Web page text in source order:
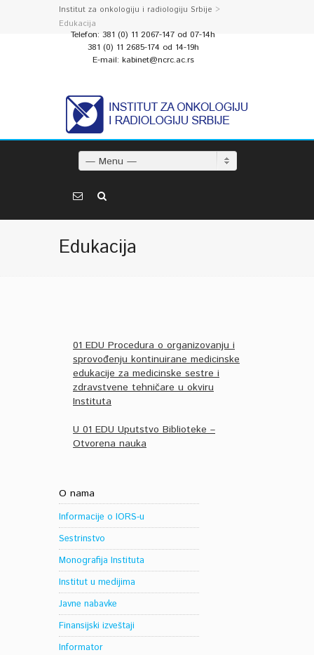
Institut za onkologiju i radiologiju Srbije >
Edukacija
Telefon: 381 (0) 11 2067-147 od 07-14h
381 (0) 11 2685-174 od 14-19h
E-mail: kabinet@ncrc.ac.rs
— Menu —
Edukacija
01 EDU Procedura o organizovanju i
sprovođenju kontinuirane medicinske
edukacije za medicinske sestre i
zdravstvene tehničare u okviru
Instituta
U 01 EDU Uputstvo Biblioteke –
Otvorena nauka
O nama
Informacije o IORS-u
Sestrinstvo
Monografija Instituta
Institut u medijima
Javne nabavke
Finansijski izveštaji
Informator